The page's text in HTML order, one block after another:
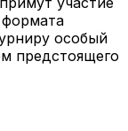
особый
предстоящего